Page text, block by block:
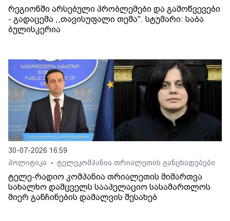
რეგიონში არსებული პრობლემები და გამოწვევები
- გადაცემა ,,თავისუფალი თემა". სტუმარი: საბა
ბულისკერია
30-07-2026 16:59
პოლიტიკა
• ტელეკომპანია თრიალეთის განცხადებები
ტელე-რადიო კომპანია თრიალეთის მიმართვა
სახალხო დამცველს სააპელაციო სასამართლოს
მიერ განჩინების დამალვის შესახებ